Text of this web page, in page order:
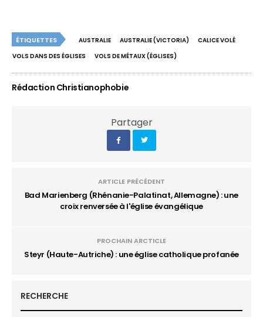
ÉTIQUETTES AUSTRALIE AUSTRALIE (VICTORIA)
CALICE VOLÉ
VOLS DANS DES ÉGLISES
VOLS DE MÉTAUX (ÉGLISES)
Rédaction Christianophobie
Partager
ARTICLE PRÉCÉDENT
Bad Marienberg (Rhénanie-Palatinat, Allemagne) : une
croix renversée à l'église évangélique
PROCHAIN ARCTICLE
Steyr (Haute-Autriche) : une église catholique profanée
RECHERCHE